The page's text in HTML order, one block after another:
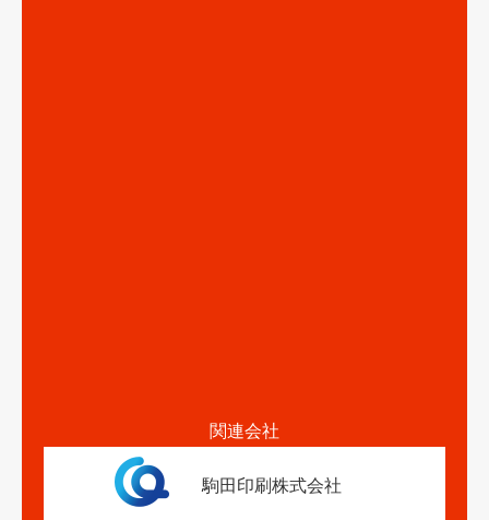
関連会社
駒田印刷株式会社